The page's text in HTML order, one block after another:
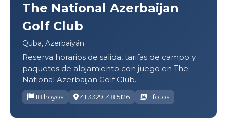
The National Azerbaijan
Golf Club
Quba, Azerbaiyán
Reserva horarios de salida, tarifas de campo y
paquetes de alojamiento con juego en The
National Azerbaijan Golf Club.
18 hoyos 41.3329, 48.5126 1 fotos